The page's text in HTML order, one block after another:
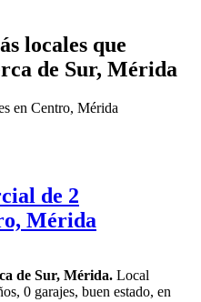
locales que
de Sur, Mérida
de 2
Mérida
de Sur, Mérida. Local
0 garajes, buen estado, en